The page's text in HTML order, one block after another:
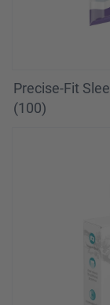
Precise-Fit
(100)